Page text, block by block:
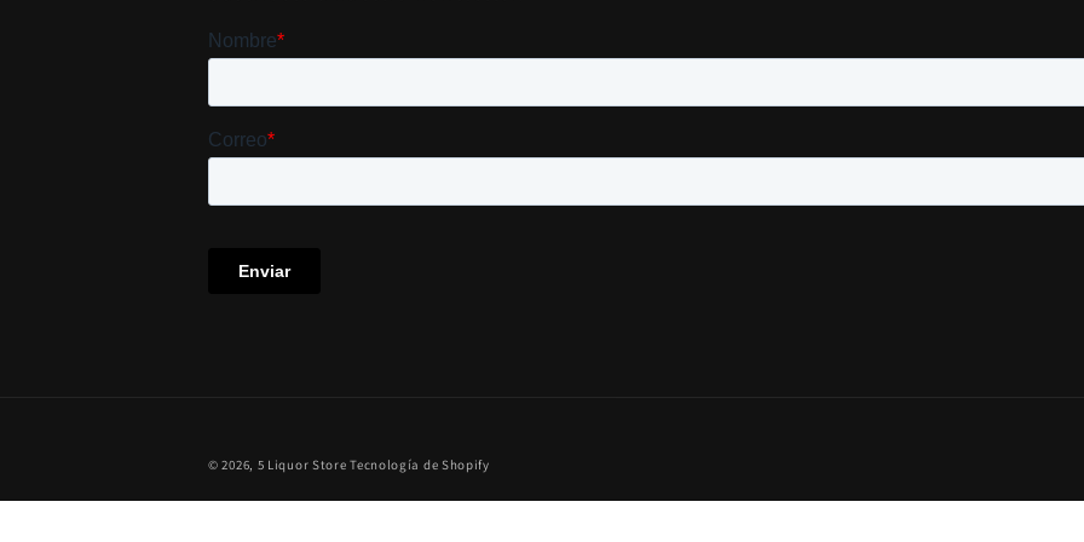
© 2026, 5 Liquor Store Tecnología de Shopify